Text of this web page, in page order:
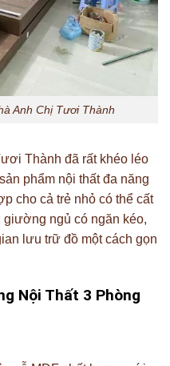
Anh Chị Tươi Thành
Thành đã rất khéo léo
phẩm nội thất đa năng
cho cả trẻ nhỏ có thể cất
giường ngủ có ngăn kéo,
lưu trữ đồ một cách gọn
Nội Thất 3 Phòng